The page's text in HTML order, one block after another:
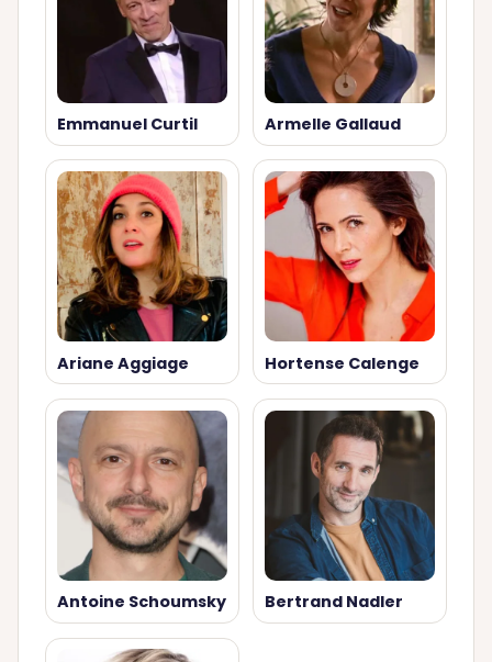
Emmanuel Curtil Armelle Gallaud
Ariane Aggiage Hortense Calenge
Antoine Schoumsky Bertrand Nadler